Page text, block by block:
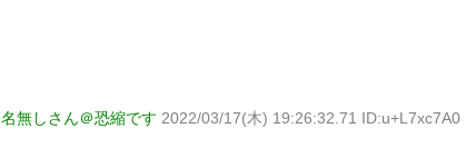
名無しさん＠恐縮です 2022/03/17(木) 19:26:32.71 ID:u+L7xc7A0